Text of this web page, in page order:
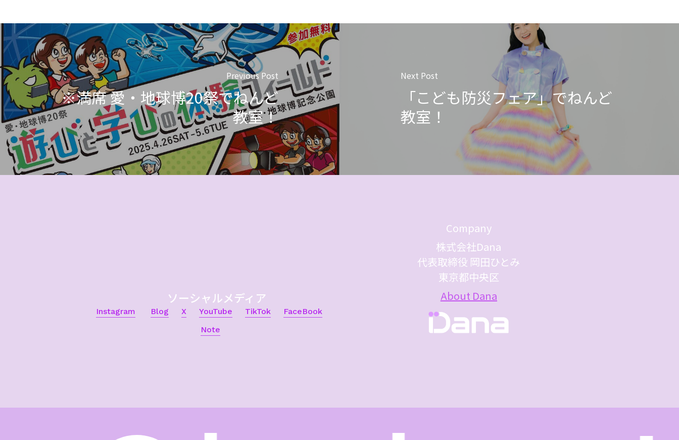
Previous Post
※満席 愛・地球博20祭でねんど
教室！
Next Post
「こども防災フェア」でねんど
教室！
ソーシャルメディア
Instagram Blog X YouTube TikTok
FaceBook
Note
Company
株式会社Dana
代表取締役 岡田ひとみ
東京都中央区
About Dana